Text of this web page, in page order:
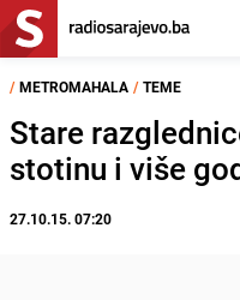
/ METROMAHALA / TEME
Stare
stotinu i više
27.10.15. 07:20